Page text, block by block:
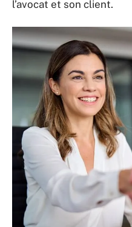
l’avocat et son client.